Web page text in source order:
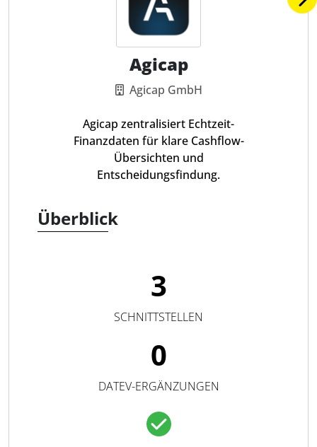
Agicap
Agicap GmbH
Agicap zentralisiert Echtzeit-
Finanzdaten für klare Cashflow-
Übersichten und
Entscheidungsfindung.
Überblick
3
SCHNITTSTELLEN
0
DATEV-ERGÄNZUNGEN